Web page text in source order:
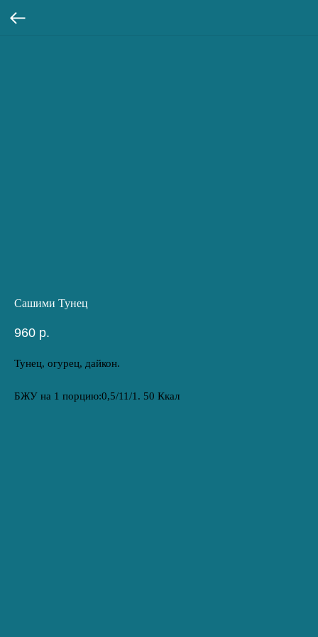
Сашими Тунец
960 р.
Тунец, огурец, дайкон.
БЖУ на 1 порцию:0,5/11/1. 50 Ккал